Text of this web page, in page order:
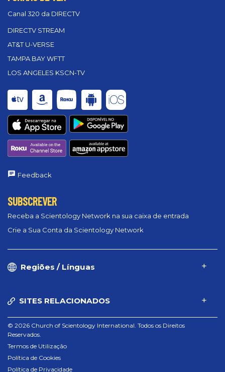
Canal 320 da DIRECTV
DIRECTV STREAM
AT&T U-VERSE
TAMPA BAY WFTT
LOS ANGELES KSCN-TV
Feedback
SUBSCREVER
Receba a Scientology Network na sua caixa de entrada
Crie a Sua Conta da Scientology Network
Regiões / Línguas
SITES RELACIONADOS
© 2026 Church of Scientology International. Todos os Direitos
Reservados.
Termos de Utilização
Política de Cookies
Política de Privacidade